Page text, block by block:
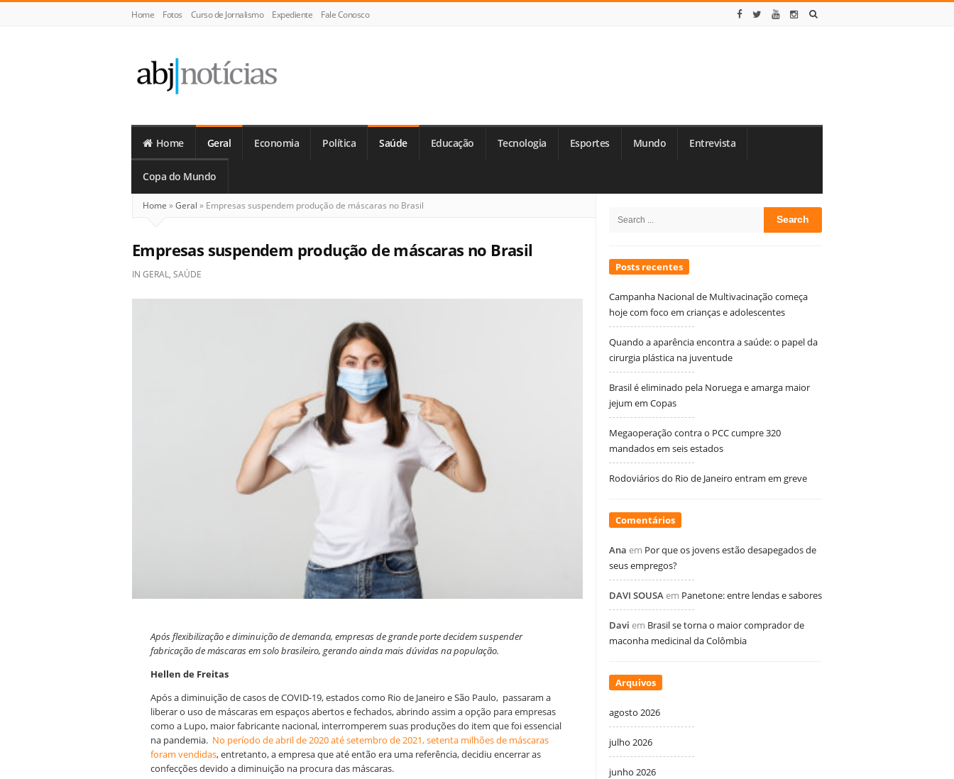
Home Fotos Curso de Jornalismo Expediente Fale Conosco
Notícias
Home Geral Economia Política Saúde Educação Tecnologia Esportes Mundo Entrevista
Copa do Mundo
Home »Geral » Empresas suspendem produção de máscaras no Brasil
Empresas suspendem produção de máscaras no Brasil
IN GERAL, SAÚDE
Após flexibilização e diminuição de demanda, empresas de grande porte decidem suspender
fabricação de máscaras em solo brasileiro, gerando ainda mais dúvidas na população.
Hellen de Freitas
Após a diminuição de casos de COVID-19, estados como Rio de Janeiro e São Paulo, passaram a
liberar o uso de máscaras em espaços abertos e fechados, abrindo assim a opção para empresas
como a Lupo, maior fabricante nacional, interromperem suas produções do item que foi essencial
na pandemia. No período de abril de 2020 até setembro de 2021, setenta milhões de máscaras
foram vendidas, entretanto, a empresa que até então era uma referência, decidiu encerrar as
confecções devido a diminuição na procura das máscaras.
Sidebar
Search
Posts recentes
Campanha Nacional de Multivacinação começa
hoje com foco em crianças e adolescentes
Quando a aparência encontra a saúde: o papel da
cirurgia plástica na juventude
Brasil é eliminado pela Noruega e amarga maior
jejum em Copas
Megaoperação contra o PCC cumpre 320
mandados em seis estados
Rodoviários do Rio de Janeiro entram em greve
Comentários
Ana em Por que os jovens estão desapegados de
seus empregos?
DAVI SOUSAem Panetone: entre lendas e sabores
Davi em Brasil se torna o maior comprador de
maconha medicinal da Colômbia
Arquivos
agosto 2026
julho 2026
junho 2026